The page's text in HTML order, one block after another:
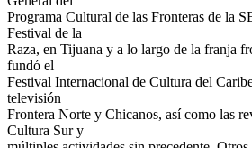
Programa Cultural de las Fronteras de la
Festival de la
Raza, en Tijuana y a lo largo de la franja
fundó el
Festival Internacional de Cultura del
televisión
Frontera Norte y Chicanos, así como las
Cultura Sur y